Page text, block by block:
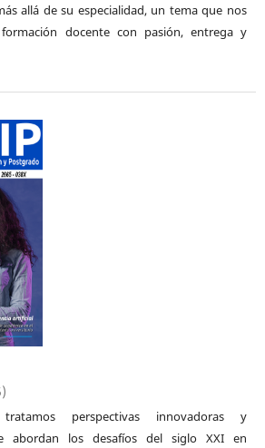
allá de su especialidad, un tema que nos
docente con pasión, entrega y
perspectivas innovadoras y
abordan los desafíos del siglo XXI en